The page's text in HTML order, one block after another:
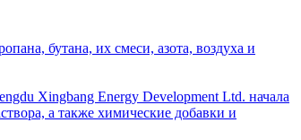
бутана, их смеси, азота, воздуха и
Xingbang Energy Development Ltd. начала
а также химические добавки и